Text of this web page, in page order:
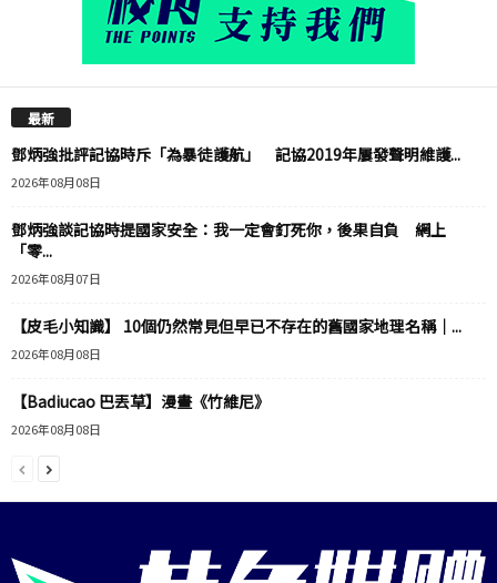
最新
鄧炳強批評記協時斥「為暴徒護航」 記協2019年屢發聲明維護...
2026年08月08日
鄧炳強談記協時提國家安全：我一定會釘死你，後果自負 網上
「零...
2026年08月07日
【皮毛小知識】 10個仍然常見但早已不存在的舊國家地理名稱｜...
2026年08月08日
【Badiucao 巴丟草】漫畫《竹維尼》
2026年08月08日